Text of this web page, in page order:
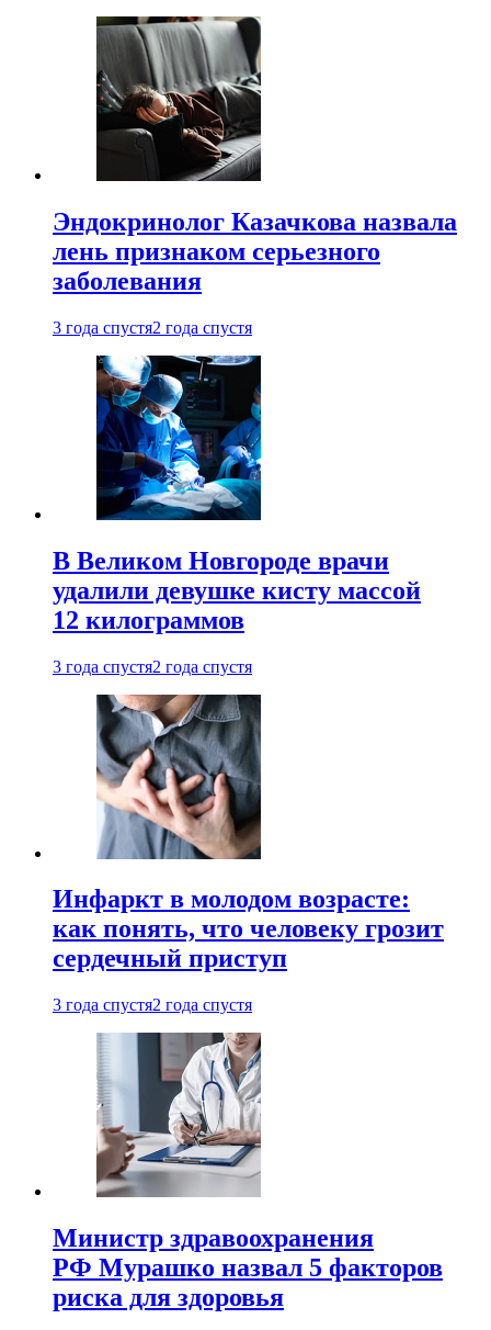
Эндокринолог Казачкова назвала
лень признаком серьезного
заболевания
3 года спустя2 года спустя
В Великом Новгороде врачи
удалили девушке кисту массой
12 килограммов
3 года спустя2 года спустя
Инфаркт в молодом возрасте:
как понять, что человеку грозит
сердечный приступ
3 года спустя2 года спустя
Министр здравоохранения
РФ Мурашко назвал 5 факторов
риска для здоровья